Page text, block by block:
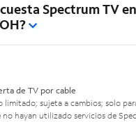
Spectrum TV
de TV por cable
sujeta a cambios; solo
no hayan utilizado servicios de